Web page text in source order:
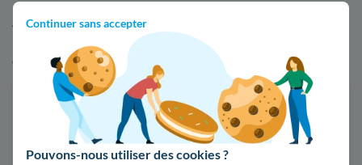
Continuer sans accepter
Pouvons-nous utiliser des cookies ?
Afin de voir par vous-même les écarts de tarifs entre EDF et
les autres acteurs du marché, n'hésitez pas à comparer les
offres d'électricité ou de gaz :
Faites des économies sur vos factures d'énergie
Je compare